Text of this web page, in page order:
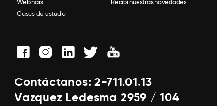
Webinars
Casos de estudio
Recibí nuestras novedades
Contáctanos: 2-711.01.13
Vazquez Ledesma 2959 / 104